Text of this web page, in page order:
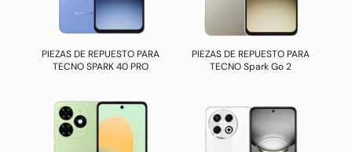
PIEZAS DE REPUESTO PARA
TECNO SPARK 40 PRO
PIEZAS DE REPUESTO PARA
TECNO Spark Go 2